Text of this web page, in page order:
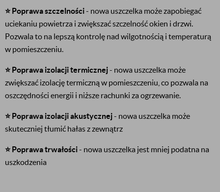
⭐️ Poprawa szczelności- nowa uszczelka może zapobiegać
uciekaniu powietrza i zwiększać szczelność okien i drzwi.
Pozwala to na lepszą kontrolę nad wilgotnością i temperaturą
w pomieszczeniu.
⭐️ Poprawa izolacji termicznej- nowa uszczelka może
zwiększać izolację termiczną w pomieszczeniu, co pozwala na
oszczędności energii i niższe rachunki za ogrzewanie.
⭐️ Poprawa izolacji akustycznej- nowa uszczelka może
skuteczniej tłumić hałas z zewnątrz
⭐️ Poprawa trwałości- nowa uszczelka jest mniej podatna na
uszkodzenia